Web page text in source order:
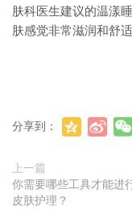
肤科医生建议的温漾
肤感觉非常滋润和舒适
分享到：
上一篇
你需要哪些工具才能进
皮肤护理？